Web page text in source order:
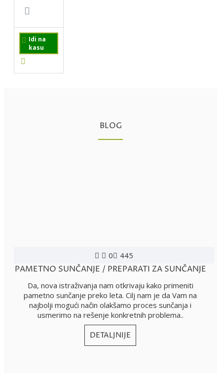
Idi na
kasu
BLOG
0 445
PAMETNO SUNČANJE / PREPARATI ZA SUNČANJE
Da, nova istraživanja nam otkrivaju kako primeniti
pametno sunčanje preko leta. Cilj nam je da Vam na
najbolji mogući način olakšamo proces sunčanja i
usmerimo na rešenje konkretnih problema..
DETALJNIJE